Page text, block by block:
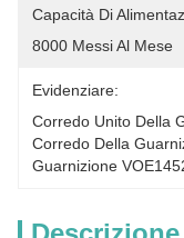
Capacità Di
8000 Messi Al Mese
Evidenziare:
Corredo Unito Della
Corredo Della
Guarnizione